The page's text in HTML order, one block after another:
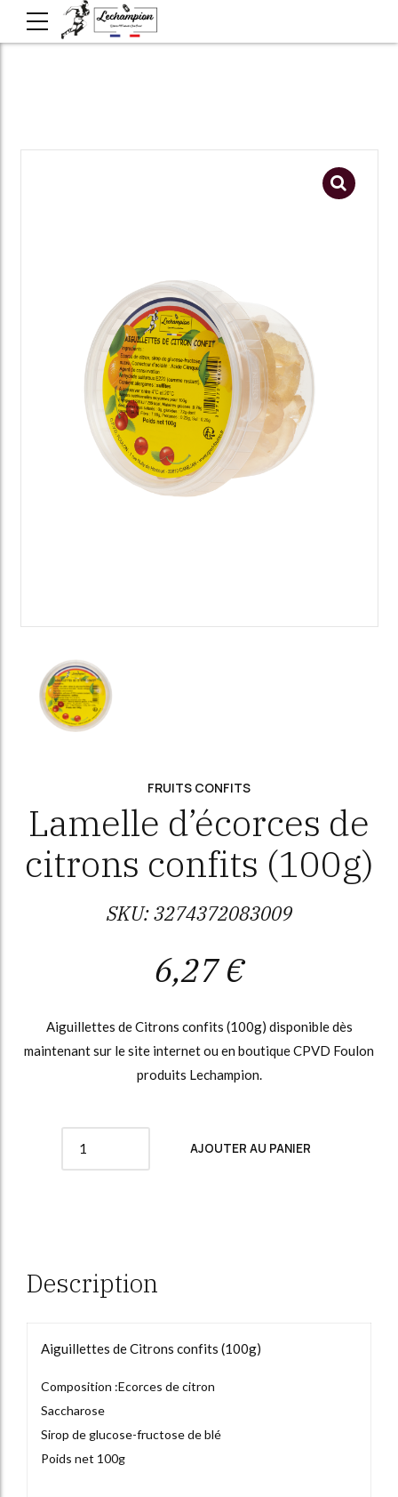
FRUITS CONFITS
Lamelle d’écorces de
citrons confits (100g)
SKU:3274372083009
6,27€
Aiguillettes de Citrons confits (100g) disponible dès
maintenant sur le site internet ou en boutique CPVD Foulon
produits Lechampion.
AJOUTER AU PANIER
Description
Aiguillettes de Citrons confits (100g)
Composition :Ecorces de citron
Saccharose
Sirop de glucose-fructose de blé
Poids net 100g